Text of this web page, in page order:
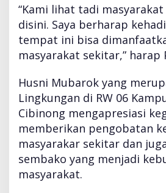
“Kami lihat tadi
disini. Saya berharap
tempat ini bisa
masyarakat sekitar,” harap
Husni Mubarok yang
Lingkungan di RW 06
Cibinong mengapresiasi
memberikan pengobatan
masyarakar sekitar dan
sembako yang menjadi
masyarakat.